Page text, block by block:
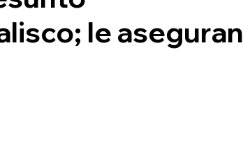
le aseguran